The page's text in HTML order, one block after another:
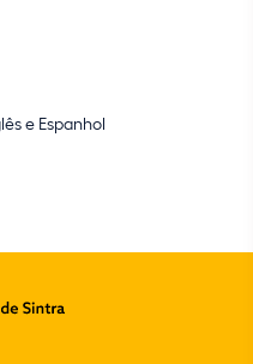
e Espanhol